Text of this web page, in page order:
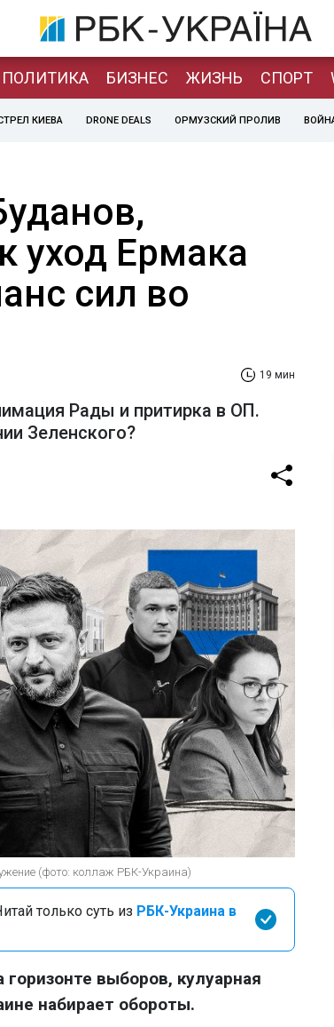
ПОЛИТИКА БИЗНЕС ЖИЗНЬ СПОРТ
КИЕВА DRONE DEALS ОРМУЗСКИЙ ПРОЛИВ
уход Ермака
сил во
19 мин
Рады и притирка в ОП.
Зеленского?
(фото: коллаж РБК-Украина)
только суть из РБК-Украина в
выборов, кулуарная
набирает обороты.